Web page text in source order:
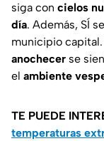
siga con cielos
día. Además, SÍ
municipio
anochecer se
el ambiente
TE PUEDE
temperaturas